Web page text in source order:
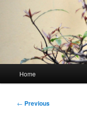
Home
Post
← Previous